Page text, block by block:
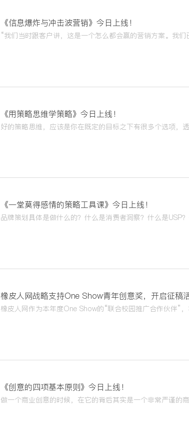
《信息爆炸与冲击波营销》今日上线！
《用策略思维学策略》今日上线！
《一堂莫得感情的策略工具课》今日上线！
橡皮人网战略支持One Show青年创意奖，开启征稿
《创意的四项基本原则》今日上线！